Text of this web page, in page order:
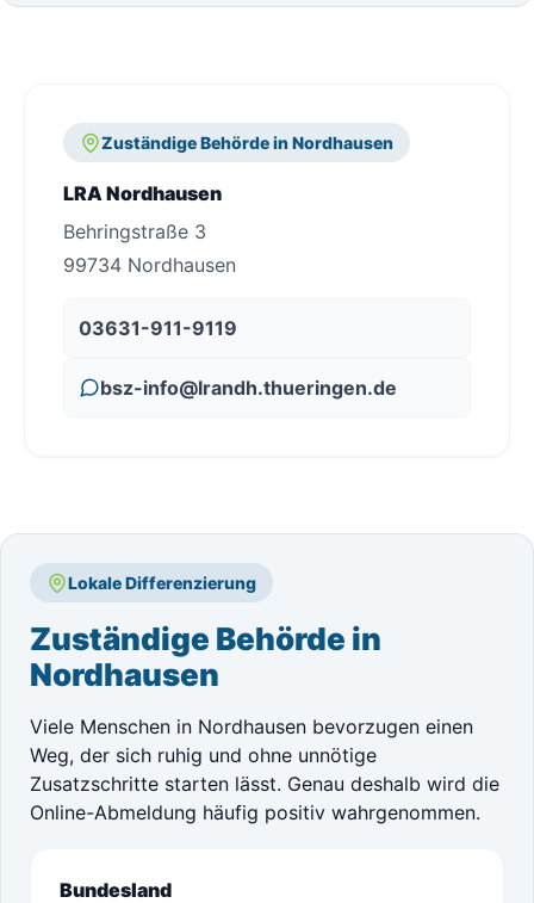
Zuständige Behörde in Nordhausen
LRA Nordhausen
Behringstraße 3
99734 Nordhausen
03631-911-9119
bsz-info@lrandh.thueringen.de
Lokale Differenzierung
Zuständige Behörde in
Nordhausen
Viele Menschen in Nordhausen bevorzugen einen
Weg, der sich ruhig und ohne unnötige
Zusatzschritte starten lässt. Genau deshalb wird die
Online-Abmeldung häufig positiv wahrgenommen.
Bundesland